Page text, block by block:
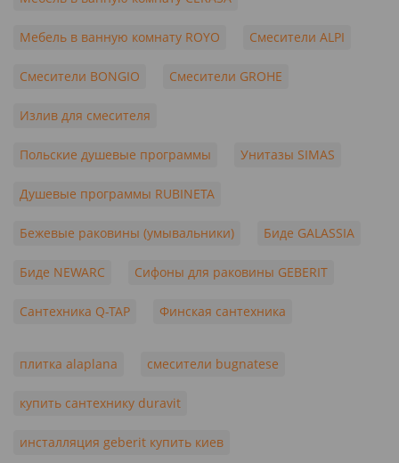
Мебель в ванную комнату ROYO Смесители ALPI
Смесители BONGIO Смесители GROHE
Излив для смесителя
Польские душевые программы Унитазы SIMAS
Душевые программы RUBINETA
Бежевые раковины (умывальники) Биде GALASSIA
Биде NEWARC Сифоны для раковины GEBERIT
Сантехника Q-TAP Финская сантехника
плитка alaplana смесители bugnatese
купить сантехнику duravit
инсталляция geberit купить киев